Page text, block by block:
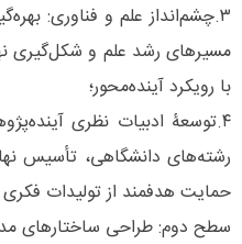
۳.چشم‌انداز علم و فناوری:
مسیرهای رشد علم و شکل‌گیری
با رویکرد آینده‌محور؛
۴.توسعۀ ادبیات نظری
رشته‌های دانشگاهی، تأسیس
حمایت هدفمند از تولیدات
سطح دوم: طراحی ساختارهای